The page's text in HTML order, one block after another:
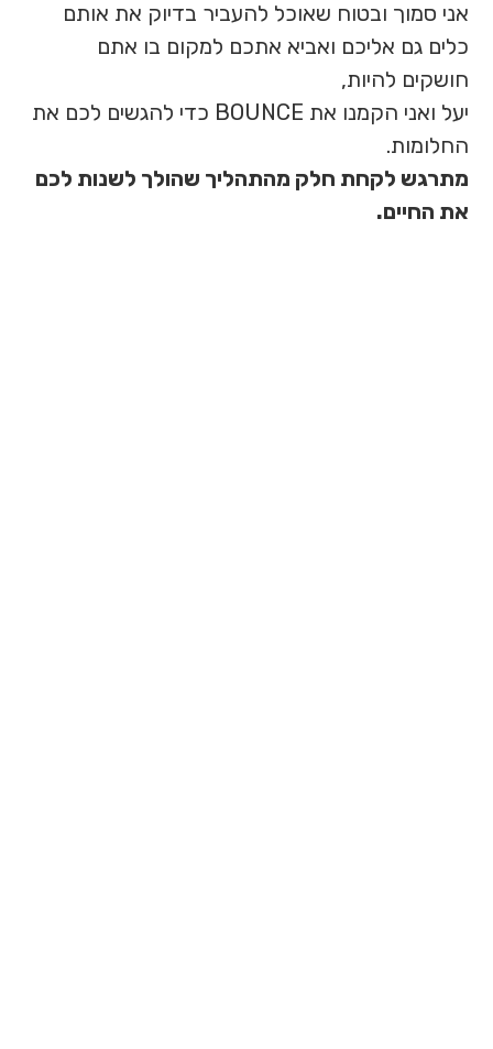
אני סמוך ובטוח שאוכל להעביר בדיוק את אותם
כלים גם אליכם ואביא אתכם למקום בו אתם
חושקים להיות,
יעל ואני הקמנו את BOUNCE כדי להגשים לכם את
החלומות.
מתרגש לקחת חלק מהתהליך שהולך לשנות לכם
את החיים.